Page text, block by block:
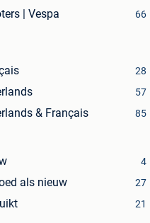
| Vespa
66
28
57
& Français 85
4
als nieuw 27
21